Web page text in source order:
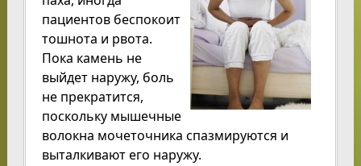
пациентов беспокоит
тошнота и рвота.
Пока камень не
выйдет наружу, боль
не прекратится,
поскольку мышечные
волокна мочеточника спазмируются и
выталкивают его наружу.